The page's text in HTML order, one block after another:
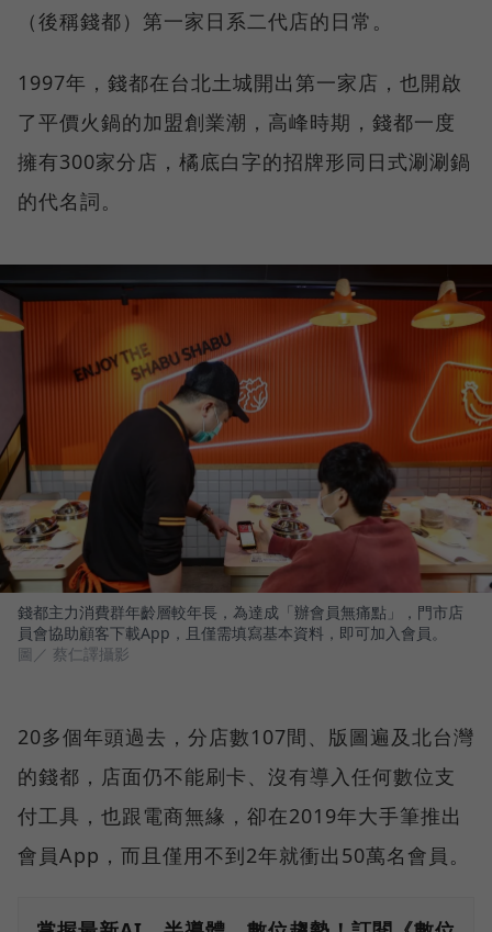
（後稱錢都）第一家日系二代店的日常。
1997年，錢都在台北土城開出第一家店，也開啟
了平價火鍋的加盟創業潮，高峰時期，錢都一度
擁有300家分店，橘底白字的招牌形同日式涮涮鍋
的代名詞。
錢都主力消費群年齡層較年長，為達成「辦會員無痛點」，門市店
員會協助顧客下載App，且僅需填寫基本資料，即可加入會員。
圖／ 蔡仁譯攝影
20多個年頭過去，分店數107間、版圖遍及北台灣
的錢都，店面仍不能刷卡、沒有導入任何數位支
付工具，也跟電商無緣，卻在2019年大手筆推出
會員App，而且僅用不到2年就衝出50萬名會員。